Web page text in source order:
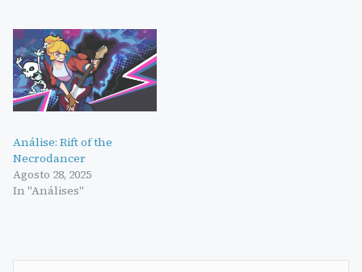
Análise: Rift of the
Necrodancer
Agosto 28, 2025
In "Análises"